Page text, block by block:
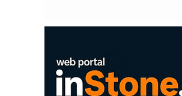
EVOKS Maintenance
ROSA i SCHUNK podižu
na viši nivo